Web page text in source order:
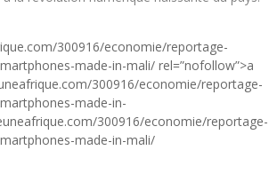
300916/economie/reportage-
made-in-mali/ rel=”nofollow”>a
300916/economie/reportage-
made-in-
300916/economie/reportage-
made-in-mali/